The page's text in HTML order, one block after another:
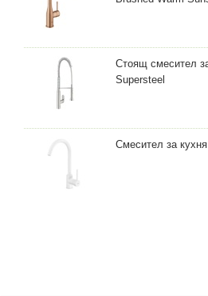
Стоящ смесител
Supersteel
Смесител за